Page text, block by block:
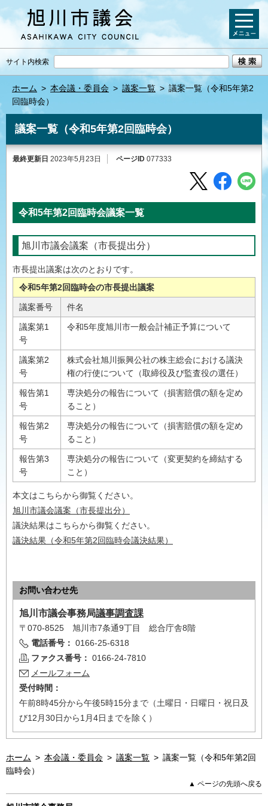
サイト内検索
ホーム > 本会議・委員会 > 議案一覧 > 議案一覧（令和5年第2
回臨時会）
議案一覧（令和5年第2回臨時会）
最終更新日 2023年5月23日 ページID 077333
令和5年第2回臨時会議案一覧
旭川市議会議案（市長提出分）
市長提出議案は次のとおりです。
令和5年第2回臨時会の市長提出議案
議案番号 件名
議案第1
号
令和5年度旭川市一般会計補正予算について
議案第2
号
株式会社旭川振興公社の株主総会における議決
権の行使について（取締役及び監査役の選任）
報告第1
号
専決処分の報告について（損害賠償の額を定め
ること）
報告第2
号
専決処分の報告について（損害賠償の額を定め
ること）
報告第3
号
専決処分の報告について（変更契約を締結する
こと）
本文はこちらから御覧ください。
旭川市議会議案（市長提出分）
議決結果はこちらから御覧ください。
議決結果（令和5年第2回臨時会議決結果）
お問い合わせ先
旭川市議会事務局議事調査課
〒070-8525 旭川市7条通9丁目 総合庁舎8階
電話番号： 0166-25-6318
ファクス番号： 0166-24-7810
メールフォーム
受付時間：
午前8時45分から午後5時15分まで（土曜日・日曜日・祝日及
び12月30日から1月4日までを除く）
ホーム > 本会議・委員会 > 議案一覧 > 議案一覧（令和5年第2回
臨時会）
▲ ページの先頭へ戻る